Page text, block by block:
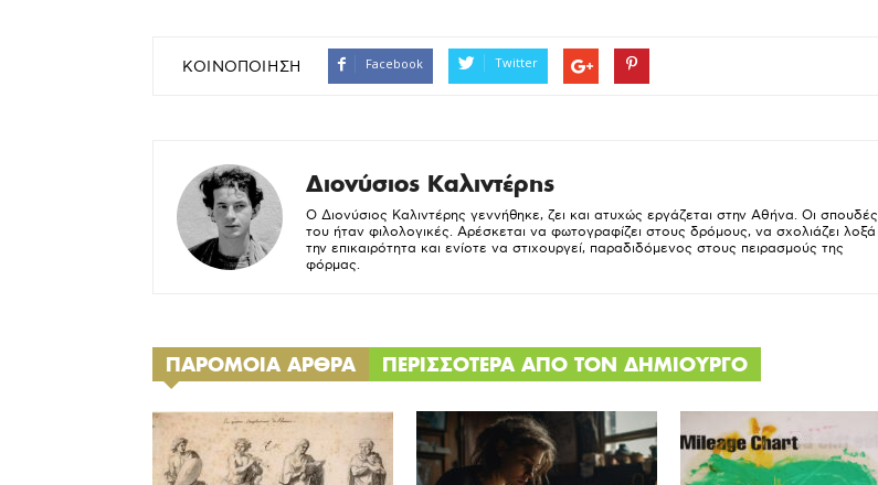
ΚΟΙΝΟΠΟΙΗΣΗ Facebook Twitter
Διονύσιος Καλιντέρης
Ο Διονύσιος Καλιντέρης γεννήθηκε, ζει και ατυχώς εργάζεται στην Αθήνα. Οι σπουδές
του ήταν φιλολογικές. Αρέσκεται να φωτογραφίζει στους δρόμους, να σχολιάζει λοξά
την επικαιρότητα και ενίοτε να στιχουργεί, παραδιδόμενος στους πειρασμούς της
φόρμας.
ΠΑΡΟΜΟΙΑ ΑΡΘΡΑ ΠΕΡΙΣΣΟΤΕΡΑ ΑΠΟ ΤΟΝ ΔΗΜΙΟΥΡΓΟ